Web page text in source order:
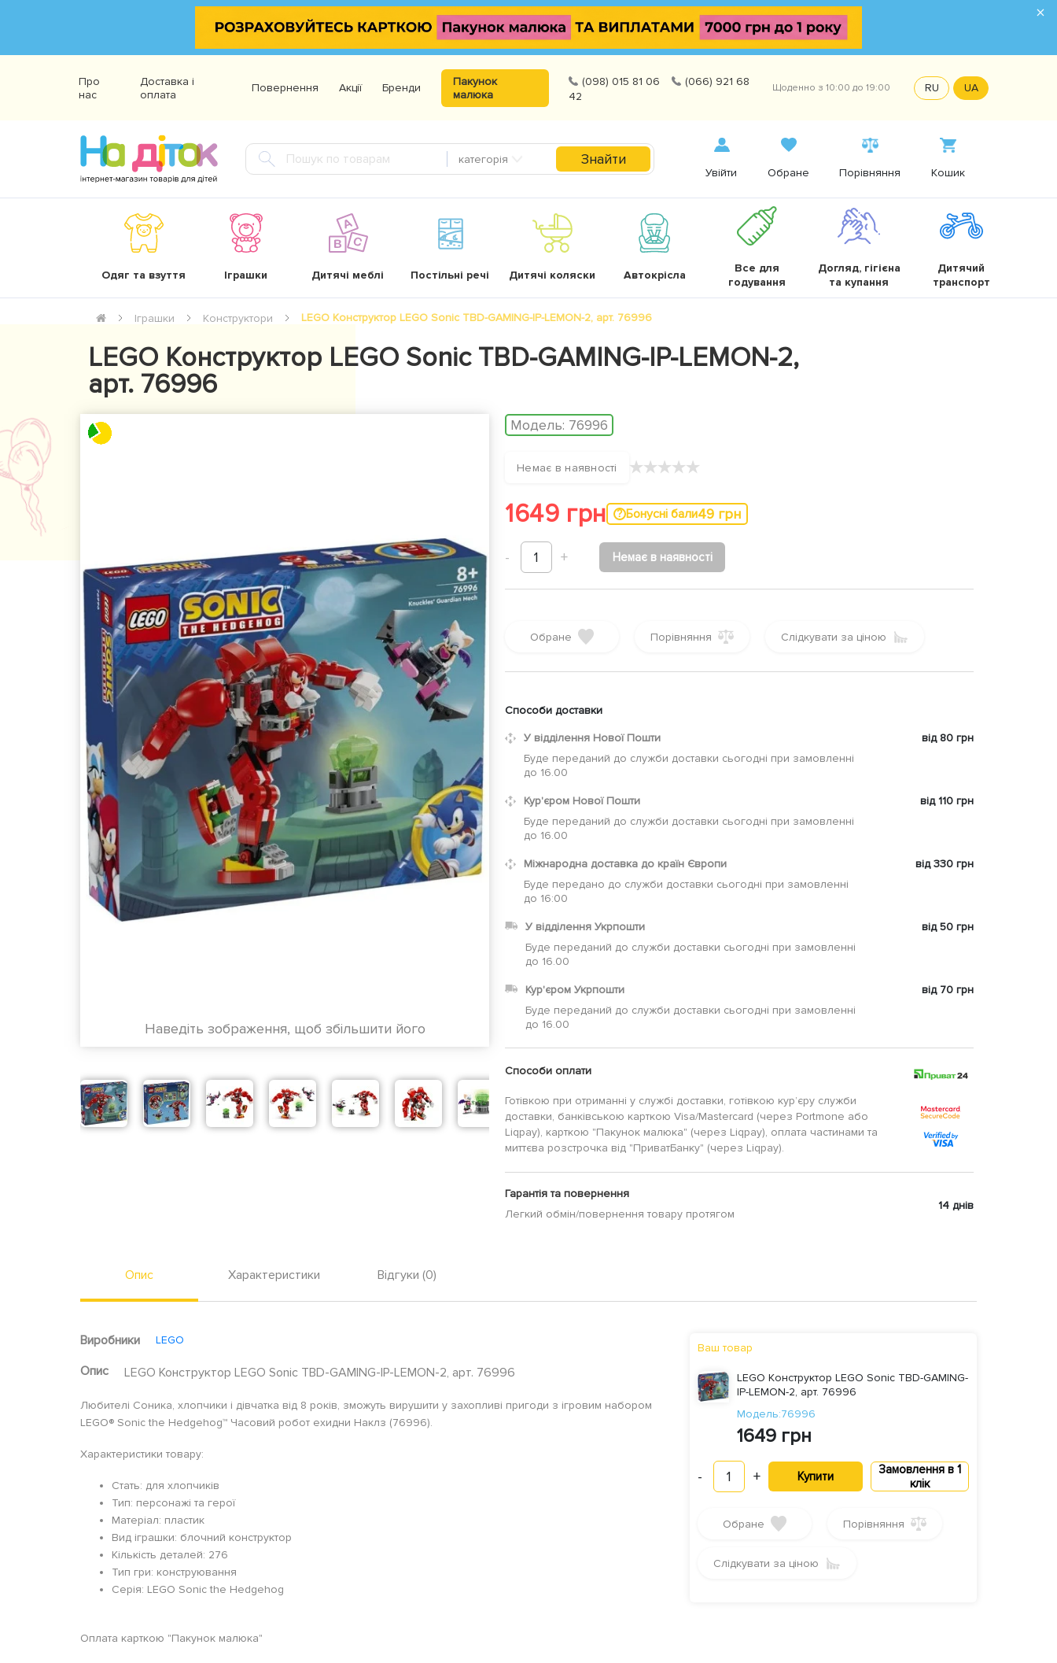
×
Про
нас
Доставка і
оплата
Повернення Акції Бренди
Пакунок
малюка
(098) 015 81 06
(066) 921 68
42
Щоденно з 10:00 до 19:00 RU UA
категорія Знайти
Увійти Обране Порівняння Кошик
Одяг та взуття Іграшки Дитячі меблі Постільні речі Дитячі коляски Автокрісла
Все для
годування
Догляд, гігієна
та купання
Дитячий
транспорт
Іграшки Конструктори LEGO Конструктор LEGO Sonic TBD-GAMING-IP-LEMON-2, арт. 76996
LEGO Конструктор LEGO Sonic TBD-GAMING-IP-LEMON-2,
арт. 76996
Наведіть зображення, щоб збільшити його
Модель: 76996
Немає в наявності ★★★★★
1649 грн Бонусні бали49 грн
- 1 + Немає в наявності
Обране Порівняння Слідкувати за ціною
Способи доставки
У відділення Нової Пошти
Буде переданий до служби доставки сьогодні при замовленні
до 16.00
від 80 грн
Кур'єром Нової Пошти
Буде переданий до служби доставки сьогодні при замовленні
до 16.00
від 110 грн
Міжнародна доставка до країн Європи
Буде передано до служби доставки сьогодні при замовленні
до 16:00
від 330 грн
У відділення Укрпошти
Буде переданий до служби доставки сьогодні при замовленні
до 16.00
від 50 грн
Кур'єром Укрпошти
Буде переданий до служби доставки сьогодні при замовленні
до 16.00
від 70 грн
Способи оплати
Готівкою при отриманні у службі доставки, готівкою кур’єру служби
доставки, банківською карткою Visa/Mastercard (через Portmone або
Liqpay), карткою "Пакунок малюка" (через Liqpay), оплата частинами та
миттєва розстрочка від "ПриватБанку" (через Liqpay).
Гарантія та повернення
Легкий обмін/повернення товару протягом
14 днів
Опис Характеристики Відгуки (0)
Виробники LEGO
Опис LEGO Конструктор LEGO Sonic TBD-GAMING-IP-LEMON-2, арт. 76996
Любителі Соника, хлопчики і дівчатка від 8 років, зможуть вирушити у захопливі пригоди з ігровим набором
LEGO® Sonic the Hedgehog™ Часовий робот ехидни Наклз (76996).
Характеристики товару:
Стать: для хлопчиків
Тип: персонажі та герої
Матеріал: пластик
Вид іграшки: блочний конструктор
Кількість деталей: 276
Тип гри: конструювання
Серія: LEGO Sonic the Hedgehog
Оплата карткою "Пакунок малюка"
Ваш товар
LEGO Конструктор LEGO Sonic TBD-GAMING-
IP-LEMON-2, арт. 76996
Модель:76996
1649 грн
- 1 + Купити
Замовлення в 1
клік
Обране Порівняння
Слідкувати за ціною